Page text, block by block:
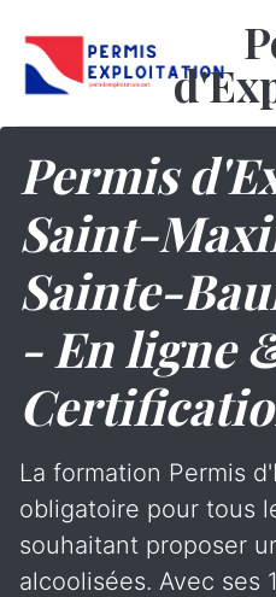
Permis
Saint-
Sainte-
- En ligne
La formation Permis
obligatoire pour tous
souhaitant proposer
alcoolisées. Avec ses